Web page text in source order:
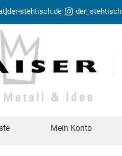
stehtisch.de der_stehtisch
Mein Konto